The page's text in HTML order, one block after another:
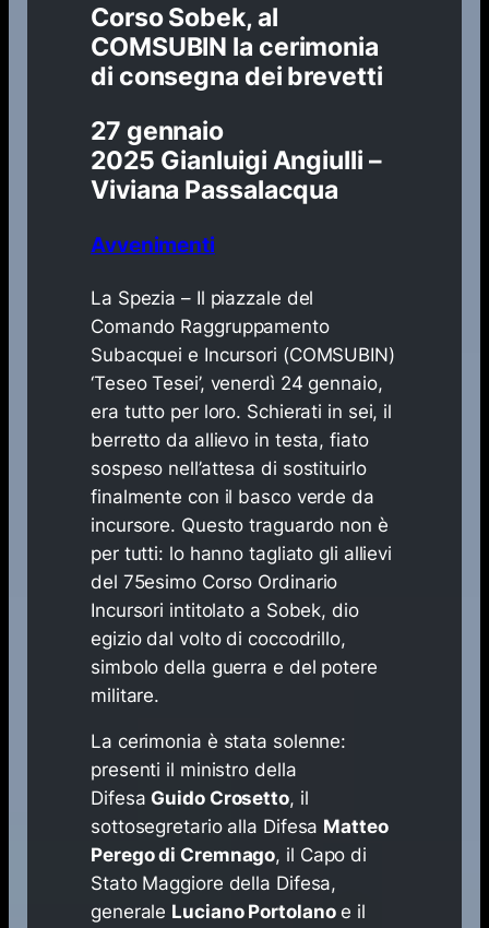
Corso Sobek, al
COMSUBIN la cerimonia
di consegna dei brevetti
27 gennaio
2025 Gianluigi Angiulli –
Viviana Passalacqua
Avvenimenti
​​La Spezia – Il piazzale del
Comando Raggruppamento
Subacquei e Incursori (COMSUBIN)
‘Teseo Tesei’, venerdì 24 gennaio,
era tutto per loro. Schierati in sei, il
berretto da allievo in testa, fiato
sospeso nell’attesa di sostituirlo
finalmente con il basco verde da
incursore. Questo traguardo non è
per tutti: lo hanno tagliato gli allievi
del 75esimo Corso Ordinario
Incursori intitolato a Sobek, dio
egizio dal volto di coccodrillo,
simbolo della guerra e del potere
militare.
La cerimonia è stata solenne:
presenti il ministro della
DifesaGuido Crosetto, il
sottosegretario alla Difesa Matteo
Perego di Cremnago, il Capo di
Stato Maggiore della Difesa,
generale Luciano Portolanoe il